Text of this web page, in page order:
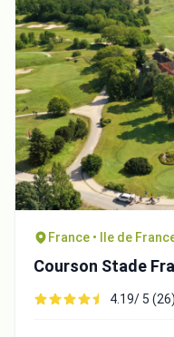
France • Ile de
Courson Stade
4.19/ 5 (26)